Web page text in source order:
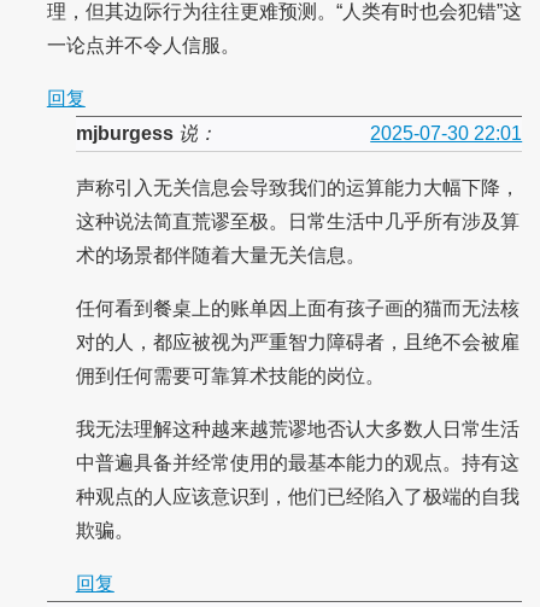
理，但其边际行为往往更难预测。“人类有时也会犯错”这
一论点并不令人信服。
回复
mjburgess说： 2025-07-30 22:01
声称引入无关信息会导致我们的运算能力大幅下降，
这种说法简直荒谬至极。日常生活中几乎所有涉及算
术的场景都伴随着大量无关信息。
任何看到餐桌上的账单因上面有孩子画的猫而无法核
对的人，都应被视为严重智力障碍者，且绝不会被雇
佣到任何需要可靠算术技能的岗位。
我无法理解这种越来越荒谬地否认大多数人日常生活
中普遍具备并经常使用的最基本能力的观点。持有这
种观点的人应该意识到，他们已经陷入了极端的自我
欺骗。
回复